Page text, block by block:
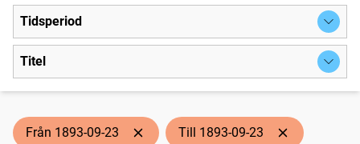
Tidsperiod
Titel
Från 1893-09-23 Till 1893-09-23